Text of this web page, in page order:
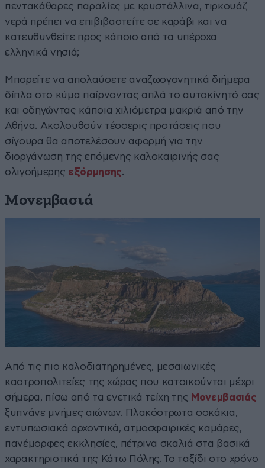
πεντακάθαρες παραλίες με κρυστάλλινα, τιρκουάζ
νερά πρέπει να επιβιβαστείτε σε καράβι και να
κατευθυνθείτε προς κάποιο από τα υπέροχα
ελληνικά νησιά;
Μπορείτε να απολαύσετε αναζωογονητικά διήμερα
δίπλα στο κύμα παίρνοντας απλά το αυτοκίνητό σας
και οδηγώντας κάποια χιλιόμετρα μακριά από την
Αθήνα. Ακολουθούν τέσσερις προτάσεις που
σίγουρα θα αποτελέσουν αφορμή για την
διοργάνωση της επόμενης καλοκαιρινής σας
ολιγοήμερης εξόρμησης.
Μονεμβασιά
Από τις πιο καλοδιατηρημένες, μεσαιωνικές
καστροπολιτείες της χώρας που κατοικούνται μέχρι
σήμερα, πίσω από τα ενετικά τείχη της Μονεμβασιάς
ξυπνάνε μνήμες αιώνων. Πλακόστρωτα σοκάκια,
εντυπωσιακά αρχοντικά, ατμοσφαιρικές καμάρες,
πανέμορφες εκκλησίες, πέτρινα σκαλιά στα βασικά
χαρακτηριστικά της Κάτω Πόλης. Το ταξίδι στο χρόνο